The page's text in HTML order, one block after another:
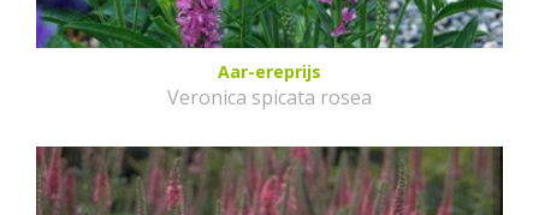
Aar-ereprijs
Veronica spicata rosea